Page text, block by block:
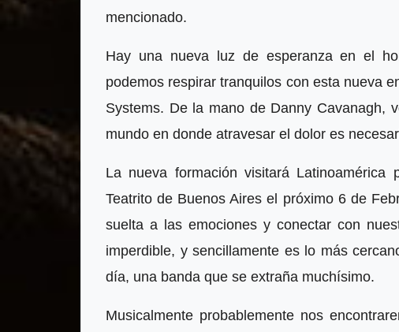
mencionado.
Hay una nueva luz de esperanza en el
podemos respirar tranquilos con esta nueva
Systems. De la mano de Danny Cavanagh,
mundo en donde atravesar el dolor es
La nueva formación visitará
Teatrito de Buenos Aires el próximo 6 de
suelta a las emociones y conectar con
imperdible, y sencillamente es lo más
día, una banda que se extraña muchísimo.
Musicalmente probablemente nos